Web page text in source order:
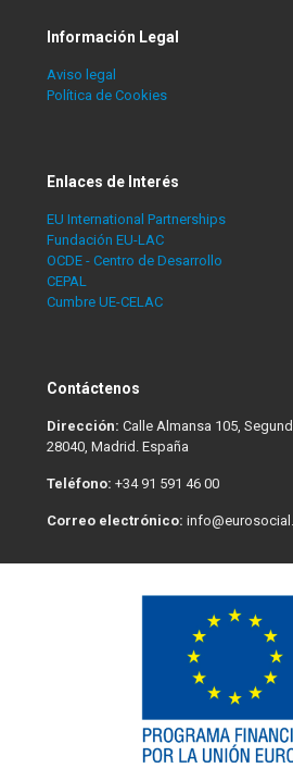
Información Legal
Aviso legal
Política de Cookies
Enlaces de Interés
EU International Partnerships
Fundación EU-LAC
OCDE - Centro de Desarrollo
CEPAL
Cumbre UE-CELAC
Contáctenos
Dirección: Calle Almansa 105,
28040, Madrid. España
Teléfono: +34 91 591 46 00
Correo electrónico: